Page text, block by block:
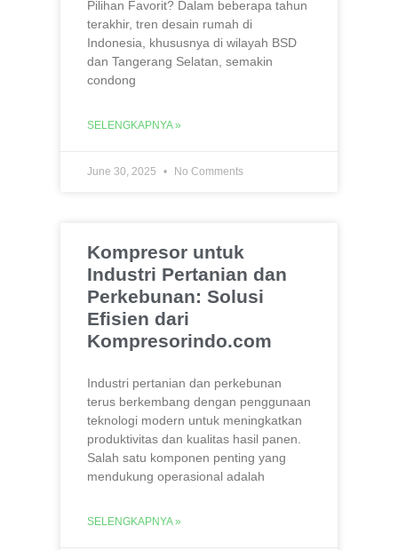
Pilihan Favorit? Dalam beberapa tahun
terakhir, tren desain rumah di
Indonesia, khususnya di wilayah BSD
dan Tangerang Selatan, semakin
condong
SELENGKAPNYA »
June 30, 2025 No Comments
Kompresor untuk
Industri Pertanian dan
Perkebunan: Solusi
Efisien dari
Kompresorindo.com
Industri pertanian dan perkebunan
terus berkembang dengan penggunaan
teknologi modern untuk meningkatkan
produktivitas dan kualitas hasil panen.
Salah satu komponen penting yang
mendukung operasional adalah
SELENGKAPNYA »